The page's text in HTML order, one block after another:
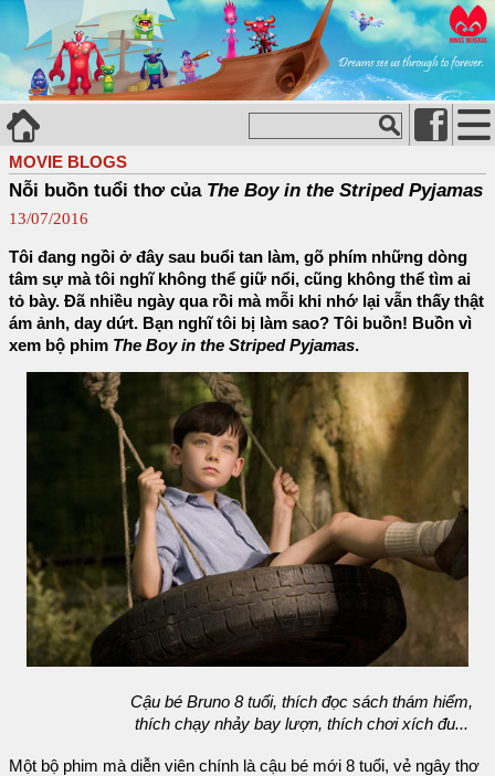
MOVIE BLOGS
Nỗi buồn tuổi thơ của The Boy in the Striped Pyjamas
13/07/2016
Tôi đang ngồi ở đây sau buổi tan làm, gõ phím những dòng
tâm sự mà tôi nghĩ không thể giữ nổi, cũng không thể tìm ai
tỏ bày. Đã nhiều ngày qua rồi mà mỗi khi nhớ lại vẫn thấy thật
ám ảnh, day dứt. Bạn nghĩ tôi bị làm sao? Tôi buồn! Buồn vì
xem bộ phim The Boy in the Striped Pyjamas.
Cậu bé Bruno 8 tuổi, thích đọc sách thám hiểm,
thích chạy nhảy bay lượn, thích chơi xích đu...
Một bộ phim mà diễn viên chính là cậu bé mới 8 tuổi, vẻ ngây thơ